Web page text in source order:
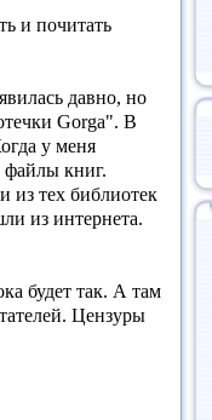
и почитать
давно, но
Gorga". В
у меня
файлы книг.
из тех библиотек
из интернета.
будет так. А там
Цензуры